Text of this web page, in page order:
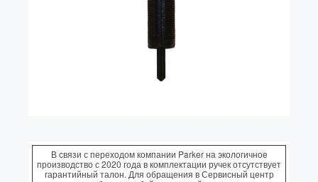
В связи с переходом компании Parker на экологичное
производство с 2020 года в комплектации ручек отсутствует
гарантийный талон. Для обращения в Сервисный центр
Подарочные сертификаты